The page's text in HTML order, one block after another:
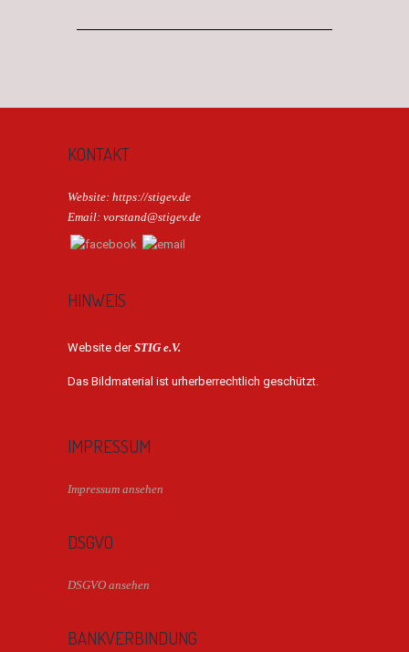
KONTAKT
Website: https://stigev.de
Email: vorstand@stigev.de
HINWEIS
Website derSTIG e.V.
Das Bildmaterial ist urherberrechtlich geschützt.
IMPRESSUM
Impressum ansehen
DSGVO
DSGVO ansehen
BANKVERBINDUNG